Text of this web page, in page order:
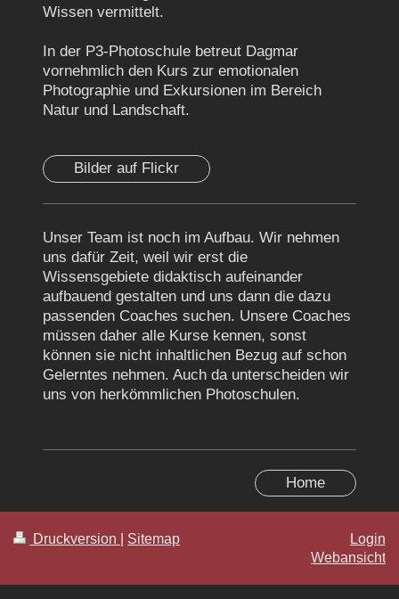
Wissen vermittelt.
In der P3-Photoschule betreut Dagmar
vornehmlich den Kurs zur emotionalen
Photographie und Exkursionen im Bereich
Natur und Landschaft.
Bilder auf Flickr
Unser Team ist noch im Aufbau. Wir nehmen
uns dafür Zeit, weil wir erst die
Wissensgebiete didaktisch aufeinander
aufbauend gestalten und uns dann die dazu
passenden Coaches suchen. Unsere Coaches
müssen daher alle Kurse kennen, sonst
können sie nicht inhaltlichen Bezug auf schon
Gelerntes nehmen. Auch da unterscheiden wir
uns von herkömmlichen Photoschulen.
Home
Druckversion Sitemap
Login
Webansicht